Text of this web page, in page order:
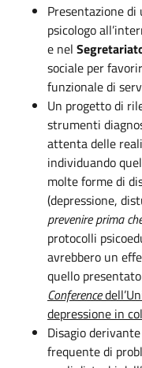
Presentazione
psicologo
e nel
sociale per
funzionale di
Un progetto di
strumenti
attenta delle
individuando
molte forme di
(depressione,
prevenire prima
protocolli
avrebbero un
quello
Conference
depressione in
Disagio
frequente di